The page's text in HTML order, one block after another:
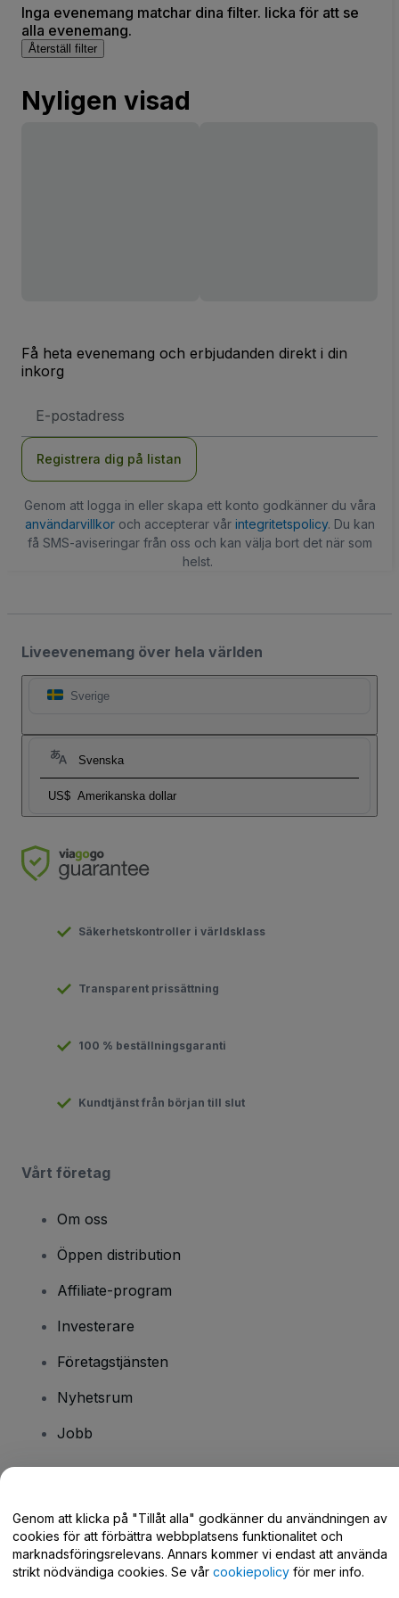
Inga evenemang matchar dina filter. licka för att se
alla evenemang.
Återställ filter
Nyligen visad
Få heta evenemang och erbjudanden direkt i din
inkorg
postadress
Registrera dig på listan
Genom att logga in eller skapa ett konto godkänner du våra
användarvillkoroch accepterar vår integritetspolicy. Du kan
få SMS-aviseringar från oss och kan välja bort det när som
helst.
Liveevenemang över hela världen
Sverige
Svenska
US$ Amerikanska dollar
Säkerhetskontroller i världsklass
Transparent prissättning
100 % beställningsgaranti
Kundtjänst från början till slut
Vårt företag
Om oss
Öppen distribution
Affiliate-program
Investerare
Företagstjänsten
Nyhetsrum
Jobb
Hjälpcenter / Kontakta oss
Genom att klicka på "Tillåt alla" godkänner du användningen av
cookies för att förbättra webbplatsens funktionalitet och
marknadsföringsrelevans. Annars kommer vi endast att använda
strikt nödvändiga cookies. Se vår cookiepolicy för mer info.